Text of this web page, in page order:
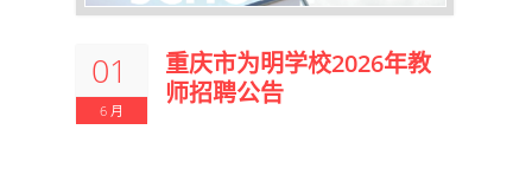
01
6 月
重庆市为明学校2026年教
师招聘公告